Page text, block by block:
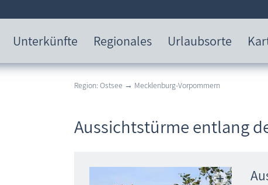
Unterkünfte Regionales Urlaubsorte
Region: Ostsee → Mecklenburg-Vorpommern
Aussichtstürme entlang